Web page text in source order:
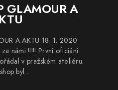
GLAMOUR A
A AKTU 18. 1. 2020
námi !!!!! První oficiání
v pražském ateliéru.
byl...